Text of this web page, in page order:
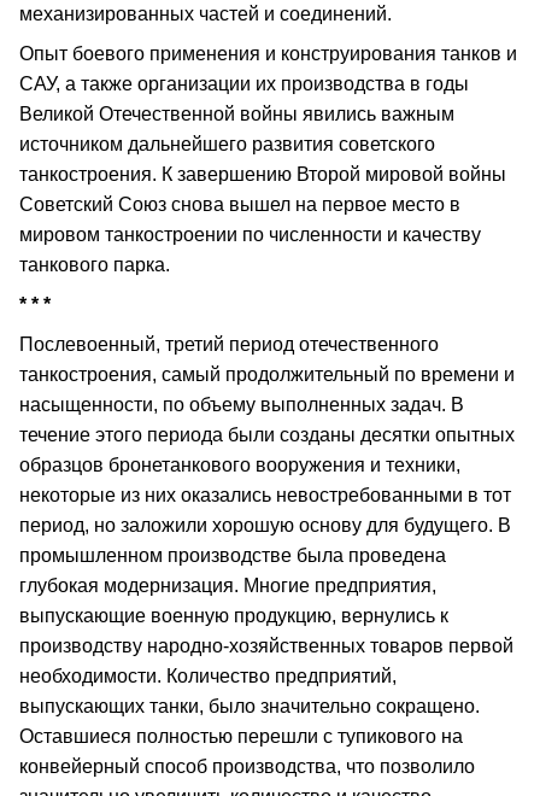
механизированных частей и соединений.
Опыт боевого применения и конструирования танков и
САУ, а также организации их производства в годы
Великой Отечественной войны явились важным
источником дальнейшего развития советского
танкостроения. К завершению Второй мировой войны
Советский Союз снова вышел на первое место в
мировом танкостроении по численности и качеству
танкового парка.
* * *
Послевоенный, третий период отечественного
танкостроения, самый продолжительный по времени и
насыщенности, по объему выполненных задач. В
течение этого периода были созданы десятки опытных
образцов бронетанкового вооружения и техники,
некоторые из них оказались невостребованными в тот
период, но заложили хорошую основу для будущего. В
промышленном производстве была проведена
глубокая модернизация. Многие предприятия,
выпускающие военную продукцию, вернулись к
производству народно-хозяйственных товаров первой
необходимости. Количество предприятий,
выпускающих танки, было значительно сокращено.
Оставшиеся полностью перешли с тупикового на
конвейерный способ производства, что позволило